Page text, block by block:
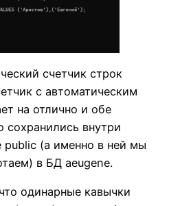
счетчик строк
с автоматическим
на отлично и обе
сохранились внутри
(а именно в ней мы
в БД aeugene.
одинарные кавычки